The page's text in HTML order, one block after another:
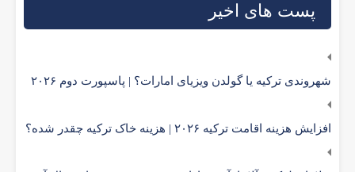
پست های اخیر
شهروندی ترکیه یا گولدن ویزیای امارات؟ | پاسپورت دوم ۲۰۲۶
افزایش هزینه اقامت ترکیه ۲۰۲۶ | هزینه خاک ترکیه چقدر شده؟